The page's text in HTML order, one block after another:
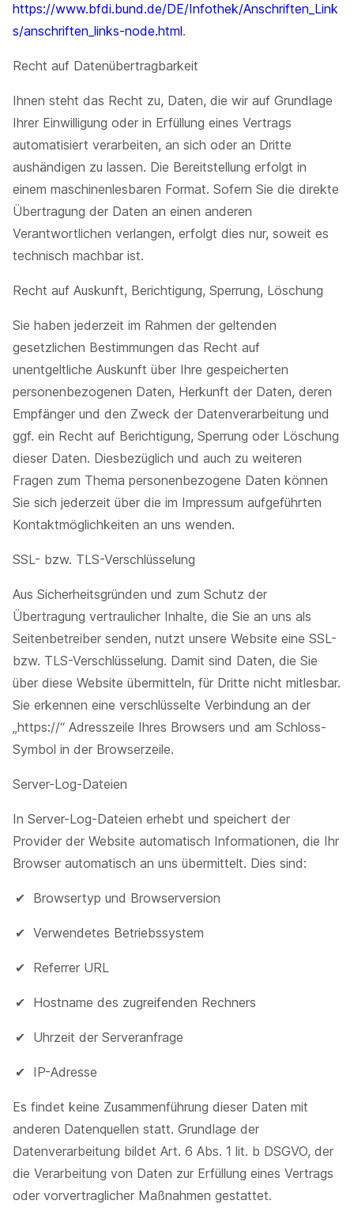
https://www.bfdi.bund.de/DE/Infothek/Anschriften_Link
s/anschriften_links-node.html.
Recht auf Datenübertragbarkeit
Ihnen steht das Recht zu, Daten, die wir auf Grundlage
Ihrer Einwilligung oder in Erfüllung eines Vertrags
automatisiert verarbeiten, an sich oder an Dritte
aushändigen zu lassen. Die Bereitstellung erfolgt in
einem maschinenlesbaren Format. Sofern Sie die direkte
Übertragung der Daten an einen anderen
Verantwortlichen verlangen, erfolgt dies nur, soweit es
technisch machbar ist.
Recht auf Auskunft, Berichtigung, Sperrung, Löschung
Sie haben jederzeit im Rahmen der geltenden
gesetzlichen Bestimmungen das Recht auf
unentgeltliche Auskunft über Ihre gespeicherten
personenbezogenen Daten, Herkunft der Daten, deren
Empfänger und den Zweck der Datenverarbeitung und
ggf. ein Recht auf Berichtigung, Sperrung oder Löschung
dieser Daten. Diesbezüglich und auch zu weiteren
Fragen zum Thema personenbezogene Daten können
Sie sich jederzeit über die im Impressum aufgeführten
Kontaktmöglichkeiten an uns wenden.
SSL- bzw. TLS-Verschlüsselung
Aus Sicherheitsgründen und zum Schutz der
Übertragung vertraulicher Inhalte, die Sie an uns als
Seitenbetreiber senden, nutzt unsere Website eine SSL-
bzw. TLS-Verschlüsselung. Damit sind Daten, die Sie
über diese Website übermitteln, für Dritte nicht mitlesbar.
Sie erkennen eine verschlüsselte Verbindung an der
„https://“ Adresszeile Ihres Browsers und am Schloss-
Symbol in der Browserzeile.
Server-Log-Dateien
In Server-Log-Dateien erhebt und speichert der
Provider der Website automatisch Informationen, die Ihr
Browser automatisch an uns übermittelt. Dies sind:
Browsertyp und Browserversion
Verwendetes Betriebssystem
Referrer URL
Hostname des zugreifenden Rechners
Uhrzeit der Serveranfrage
IP-Adresse
Es findet keine Zusammenführung dieser Daten mit
anderen Datenquellen statt. Grundlage der
Datenverarbeitung bildet Art. 6 Abs. 1 lit. b DSGVO, der
die Verarbeitung von Daten zur Erfüllung eines Vertrags
oder vorvertraglicher Maßnahmen gestattet.